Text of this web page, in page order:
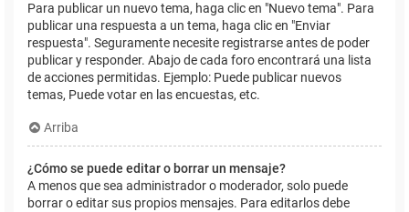
Para publicar un nuevo tema, haga clic en "Nuevo tema". Para
publicar una respuesta a un tema, haga clic en "Enviar
respuesta". Seguramente necesite registrarse antes de poder
publicar y responder. Abajo de cada foro encontrará una lista
de acciones permitidas. Ejemplo: Puede publicar nuevos
temas, Puede votar en las encuestas, etc.
Arriba
¿Cómo se puede editar o borrar un mensaje?
A menos que sea administrador o moderador, solo puede
borrar o editar sus propios mensajes. Para editarlos debe